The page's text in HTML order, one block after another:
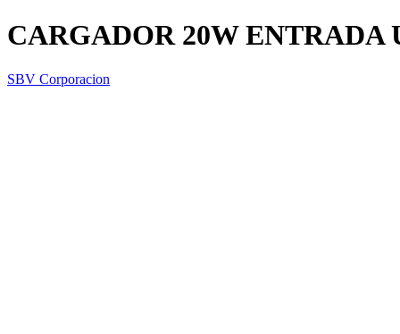
CARGADOR 20W ENTRADA
SBV Corporacion